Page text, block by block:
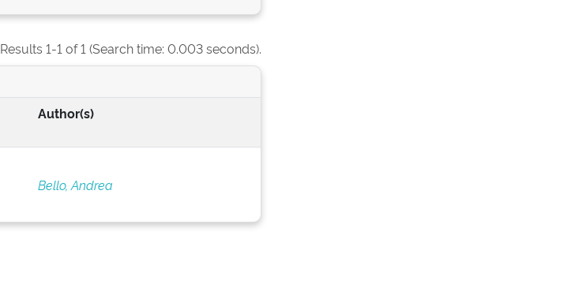
Results 1-1 of 1 (Search time: 0.003 seconds).
Author(s)
Bello, Andrea